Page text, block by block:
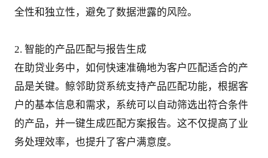
全性和独立性，避免了数据泄露的风险。
2. 智能的产品匹配与报告生成
在助贷业务中，如何快速准确地为客户匹配适合的产
品是关键。鲸邻助贷系统支持产品匹配功能，根据客
户的基本信息和需求，系统可以自动筛选出符合条件
的产品，并一键生成匹配方案报告。这不仅提高了业
务处理效率，也提升了客户满意度。